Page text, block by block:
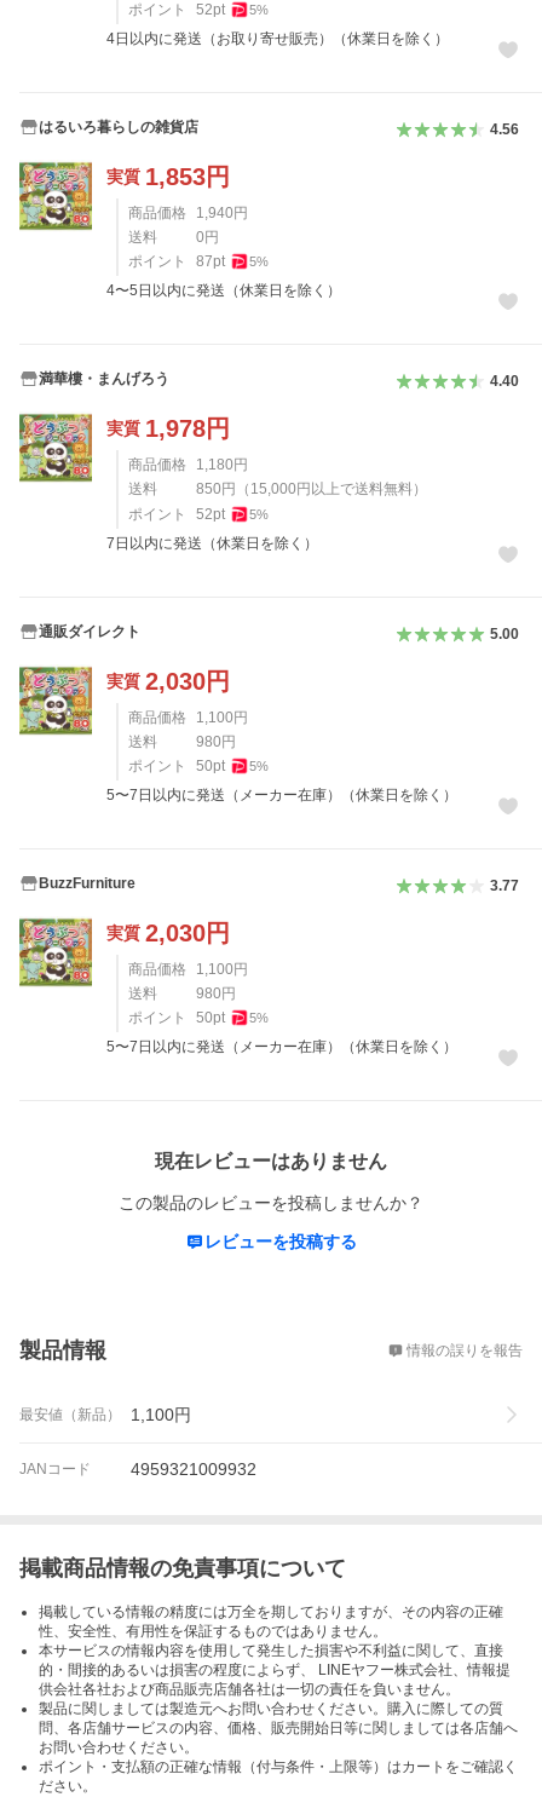
ポイント
52pt 5%
4日以内に発送（お取り寄せ販売）（休業日を除く）
はるいろ暮らしの雑貨店 4.56
実質 1,853円
商品価格 1,940 円
送料
0 円
ポイント
87pt 5%
4〜5日以内に発送（休業日を除く）
満華樓・まんげろう 4.40
実質 1,978円
商品価格 1,180 円
送料
850 円 （ 15,000 円以上で送料無料）
ポイント
52pt 5%
7日以内に発送（休業日を除く）
通販ダイレクト 5.00
実質 2,030円
商品価格 1,100 円
送料
980 円
ポイント
50pt 5%
5〜7日以内に発送（メーカー在庫）（休業日を除く）
BuzzFurniture 3.77
実質 2,030円
商品価格 1,100 円
送料
980 円
ポイント
50pt 5%
5〜7日以内に発送（メーカー在庫）（休業日を除く）
現在レビューはありません
この製品のレビューを投稿しませんか？
レビューを投稿する
製品情報 情報の誤りを報告
最安値（新品） 1,100円
JANコード 4959321009932
掲載商品情報の免責事項について
掲載している情報の精度には万全を期しておりますが、その内容の正確
性、安全性、有用性を保証するものではありません。
本サービスの情報内容を使用して発生した損害や不利益に関して、直接
的・間接的あるいは損害の程度によらず、 LINEヤフー株式会社、情報提
供会社各社および商品販売店舗各社は一切の責任を負いません。
製品に関しましては製造元へお問い合わせください。購入に際しての質
問、各店舗サービスの内容、価格、販売開始日等に関しましては各店舗へ
お問い合わせください。
ポイント・支払額の正確な情報（付与条件・上限等）はカートをご確認く
ださい。